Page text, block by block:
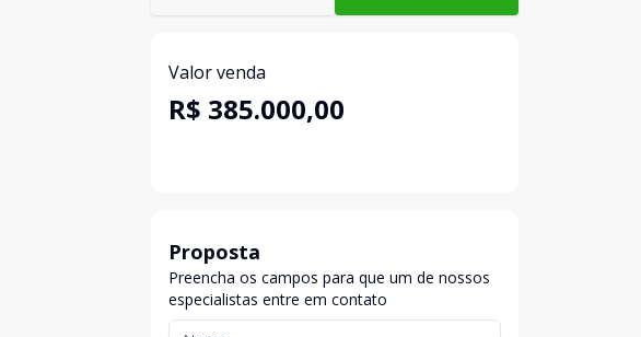
Valor venda
R$ 385.000,00
Proposta
Preencha os campos para que um de nossos
especialistas entre em contato